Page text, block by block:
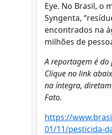
Eye. No Brasil, o
Syngenta,
encontrados na
milhões de
A reportagem é
Clique no link
na íntegra,
Fato.
https://
01/11/pesticida-